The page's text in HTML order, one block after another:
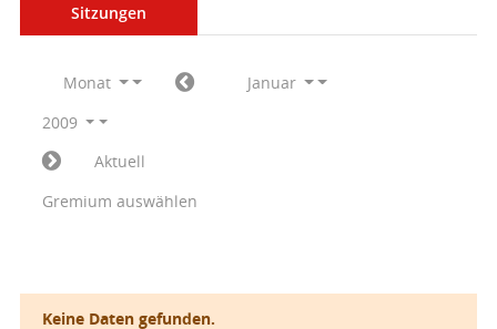
Sitzungen
Monat
Januar
2009
Aktuell
Gremium auswählen
Keine Daten gefunden.